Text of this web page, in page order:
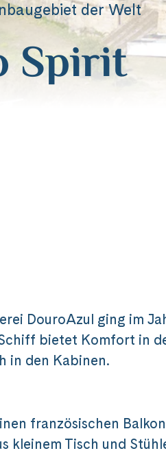
der Welt
Spirit
DouroAzul ging im
bietet Komfort in
in den Kabinen.
französischen
kleinem Tisch und